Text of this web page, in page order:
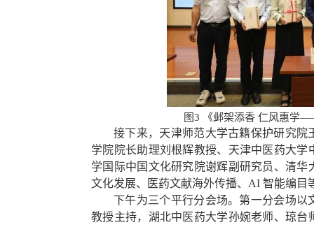
图3 《邺架添香 仁风惠学
接下来，天津师范大学古籍保护研究
学院院长助理刘根辉教授、 天津中医药大学
学国际中国文化研究院谢辉副研究员 、清华
文化发展、
医药文献海外传播、AI 智能编目
下午为三个平行分会场。第一分会场
教授主持，湖北中医药大学孙婉老师、琼